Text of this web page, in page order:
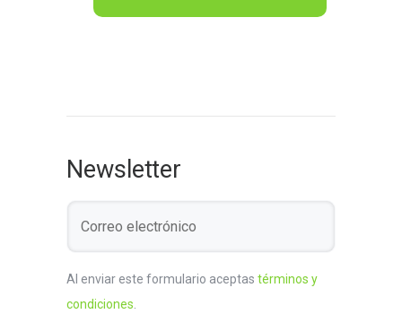
Newsletter
Al enviar este formulario aceptas términos y
condiciones